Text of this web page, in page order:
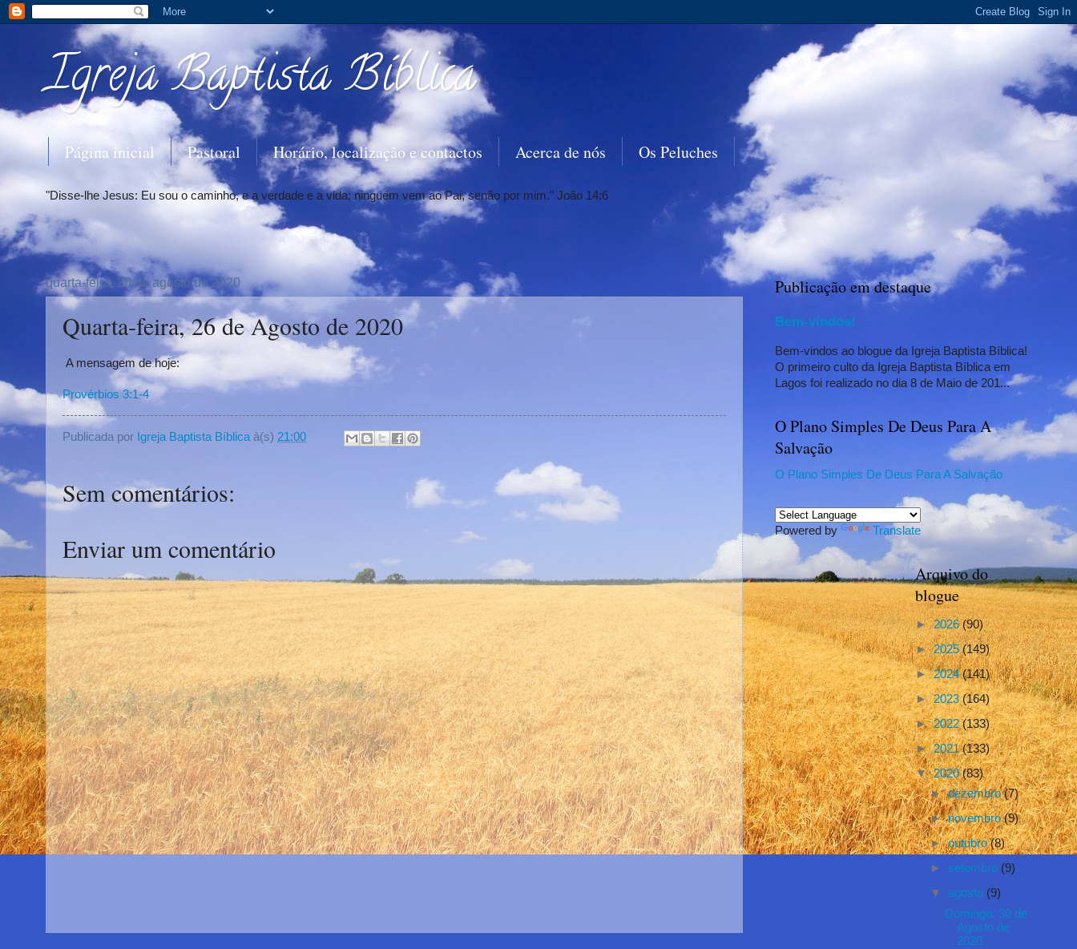
Igreja Baptista Bíblica
Página inicial Pastoral Horário, localização e contactos Acerca de nós Os Peluches
"Disse-lhe Jesus: Eu sou o caminho, e a verdade e a vida; ninguém vem ao Pai, senão por mim." João 14:6
quarta-feira, 26 de agosto de 2020
Quarta-feira, 26 de Agosto de 2020
A mensagem de hoje:
Provérbios 3:1-4
Publicada por Igreja Baptista Bíblica à(s) 21:00
Sem comentários:
Enviar um comentário
Publicação em destaque
Bem-vindos!
Bem-vindos ao blogue da Igreja Baptista Bíblica!
O primeiro culto da Igreja Baptista Bíblica em
Lagos foi realizado no dia 8 de Maio de 201...
O Plano Simples De Deus Para A
Salvação
O Plano Simples De Deus Para A Salvação
Powered by Translate
Arquivo do
blogue
►2026(90)
►2025(149)
►2024(141)
►2023(164)
►2022(133)
►2021(133)
▼2020(83)
►dezembro(7)
►novembro(9)
►outubro(8)
► setembro (9)
▼ agosto (9)
Domingo, 30 de
Agosto de
2020